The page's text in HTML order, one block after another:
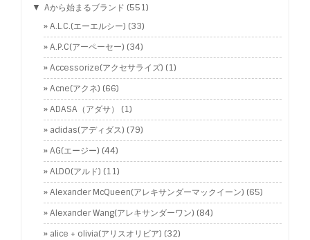
▼ Aから始まるブランド (551)
A.L.C.(エーエルシー) (33)
A.P.C(アーペーセー) (34)
Accessorize(アクセサライズ) (1)
Acne(アクネ) (66)
ADASA（アダサ）
(1)
adidas(アディダス) (79)
AG(エージー) (44)
ALDO(アルド) (11)
Alexander McQueen(アレキサンダーマックイーン) (65)
Alexander Wang(アレキサンダーワン) (84)
alice + olivia(アリスオリビア) (32)